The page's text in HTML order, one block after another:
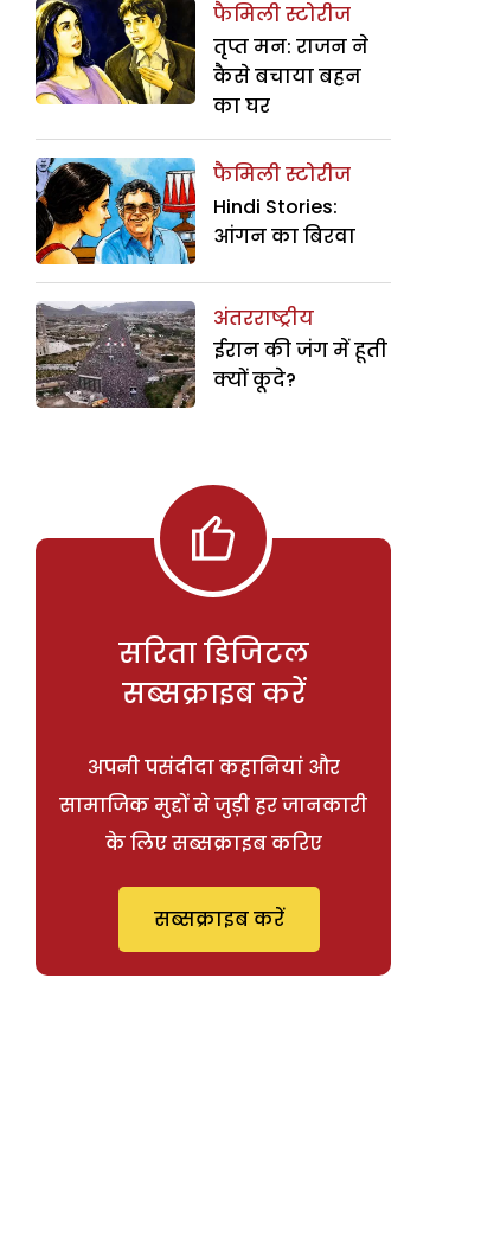
फैमिली स्टोरीज
तृप्त मन: राजन ने
कैसे बचाया बहन
का घर
फैमिली स्टोरीज
Hindi Stories:
आंगन का बिरवा
अंतरराष्ट्रीय
ईरान की जंग में हूती
क्यों कूदे?
सरिता डिजिटल
सब्सक्राइब करें
अपनी पसंदीदा कहानियां और
सामाजिक मुद्दों से जुड़ी हर जानकारी
के लिए सब्सक्राइब करिए
सब्सक्राइब करें